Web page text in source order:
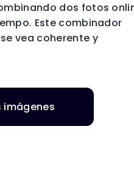
dos fotos
Este combinador
vea coherente y
imágenes